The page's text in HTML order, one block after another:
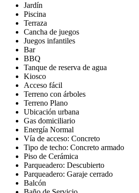
Jardín
Piscina
Terraza
Cancha de juegos
Juegos infantiles
Bar
BBQ
Tanque de reserva de agua
Kiosco
Acceso fácil
Terreno con árboles
Terreno Plano
Ubicación urbana
Gas domiciliario
Energía Normal
Vía de acceso: Concreto
Tipo de techo: Concreto armado
Piso de Cerámica
Parqueadero: Descubierto
Parqueadero: Garaje cerrado
Balcón